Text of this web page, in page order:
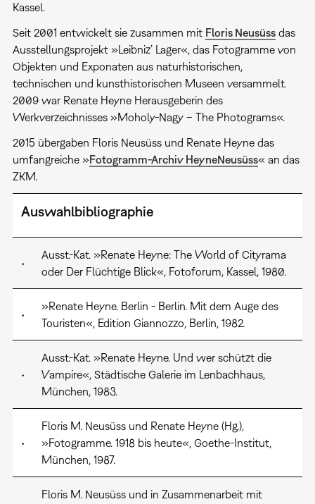
Kassel.
Seit 2001 entwickelt sie zusammen mit Floris Neusüssdas
Ausstellungsprojekt »Leibniz’ Lager«, das Fotogramme von
Objekten und Exponaten aus naturhistorischen,
technischen und kunsthistorischen Museen versammelt.
2009 war Renate Heyne Herausgeberin des
Werkverzeichnisses »Moholy-Nagy – The Photograms«.
2015 übergaben Floris Neusüss und Renate Heyne das
umfangreiche »Fotogramm-Archiv HeyneNeusüss« an das
ZKM.
Auswahlbibliographie
•
Ausst.-Kat. »Renate Heyne: The World of Cityrama
oder Der Flüchtige Blick«, Fotoforum, Kassel, 1980.
•
»Renate Heyne. Berlin - Berlin. Mit dem Auge des
Touristen«, Edition Giannozzo, Berlin, 1982.
•
Ausst.-Kat. »Renate Heyne. Und wer schützt die
Vampire«, Städtische Galerie im Lenbachhaus,
München, 1983.
•
Floris M. Neusüss und Renate Heyne (Hg.),
»Fotogramme. 1918 bis heute«, Goethe-Institut,
München, 1987.
Floris M. Neusüss und in Zusammenarbeit mit